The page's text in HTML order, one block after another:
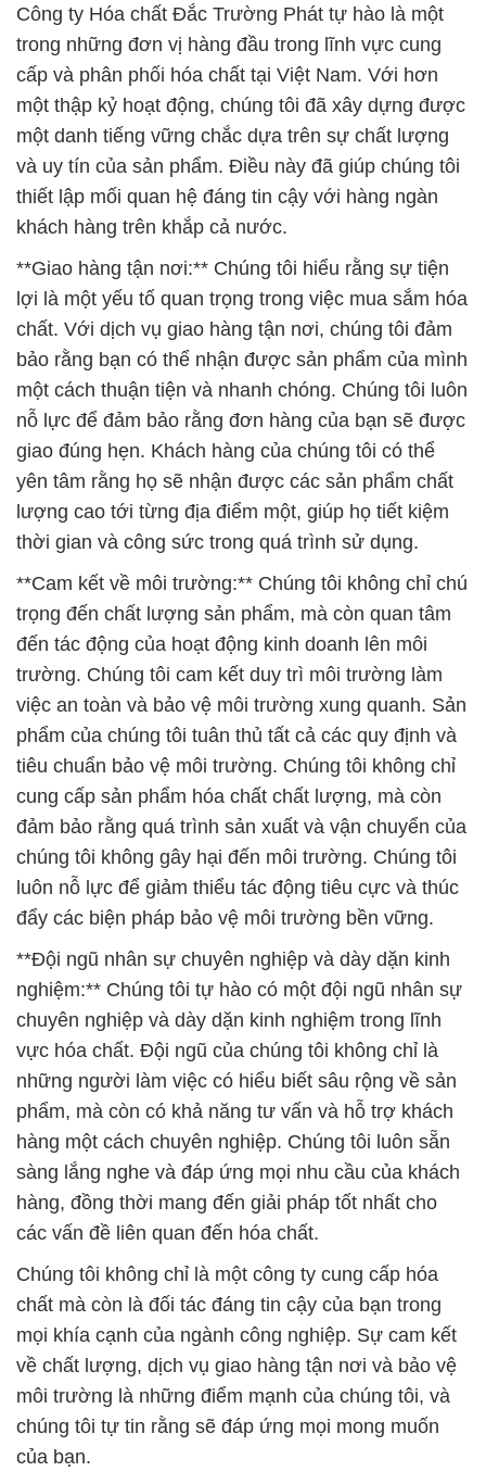
và uy tín của sản phẩm. Điều này đã giúp chúng tôi
thiết lập mối quan hệ đáng tin cậy với hàng ngàn
khách hàng trên khắp cả nước.
**Giao hàng tận nơi:** Chúng tôi hiểu rằng sự tiện
lợi là một yếu tố quan trọng trong việc mua sắm hóa
chất. Với dịch vụ giao hàng tận nơi, chúng tôi đảm
bảo rằng bạn có thể nhận được sản phẩm của mình
một cách thuận tiện và nhanh chóng. Chúng tôi luôn
nỗ lực để đảm bảo rằng đơn hàng của bạn sẽ được
giao đúng hẹn. Khách hàng của chúng tôi có thể
yên tâm rằng họ sẽ nhận được các sản phẩm chất
lượng cao tới từng địa điểm một, giúp họ tiết kiệm
thời gian và công sức trong quá trình sử dụng.
**Cam kết về môi trường:** Chúng tôi không chỉ chú
trọng đến chất lượng sản phẩm, mà còn quan tâm
đến tác động của hoạt động kinh doanh lên môi
trường. Chúng tôi cam kết duy trì môi trường làm
việc an toàn và bảo vệ môi trường xung quanh. Sản
phẩm của chúng tôi tuân thủ tất cả các quy định và
tiêu chuẩn bảo vệ môi trường. Chúng tôi không chỉ
cung cấp sản phẩm hóa chất chất lượng, mà còn
đảm bảo rằng quá trình sản xuất và vận chuyển của
chúng tôi không gây hại đến môi trường. Chúng tôi
luôn nỗ lực để giảm thiểu tác động tiêu cực và thúc
đẩy các biện pháp bảo vệ môi trường bền vững.
**Đội ngũ nhân sự chuyên nghiệp và dày dặn kinh
nghiệm:** Chúng tôi tự hào có một đội ngũ nhân sự
chuyên nghiệp và dày dặn kinh nghiệm trong lĩnh
vực hóa chất. Đội ngũ của chúng tôi không chỉ là
những người làm việc có hiểu biết sâu rộng về sản
phẩm, mà còn có khả năng tư vấn và hỗ trợ khách
hàng một cách chuyên nghiệp. Chúng tôi luôn sẵn
sàng lắng nghe và đáp ứng mọi nhu cầu của khách
hàng, đồng thời mang đến giải pháp tốt nhất cho
các vấn đề liên quan đến hóa chất.
Chúng tôi không chỉ là một công ty cung cấp hóa
chất mà còn là đối tác đáng tin cậy của bạn trong
mọi khía cạnh của ngành công nghiệp. Sự cam kết
về chất lượng, dịch vụ giao hàng tận nơi và bảo vệ
môi trường là những điểm mạnh của chúng tôi, và
chúng tôi tự tin rằng sẽ đáp ứng mọi mong muốn
của bạn.
# Công ty phân phối µ kinh doanh Hóa Chất Công
Nghiệp Hóa chất H2MG3(SIO3)4 Dạng Bột › Bột
Tan
# Địa chỉ chuyên cung cấp ÷ phân phối Hóa Chất